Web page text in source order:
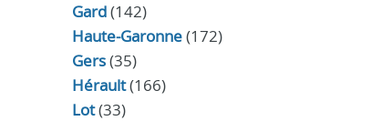
Gard(142)
Haute-Garonne(172)
Gers(35)
Hérault(166)
Lot(33)